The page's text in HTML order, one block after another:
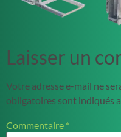
Laisser un
Votre adresse e-mail ne
obligatoires sont indiqués
Commentaire *